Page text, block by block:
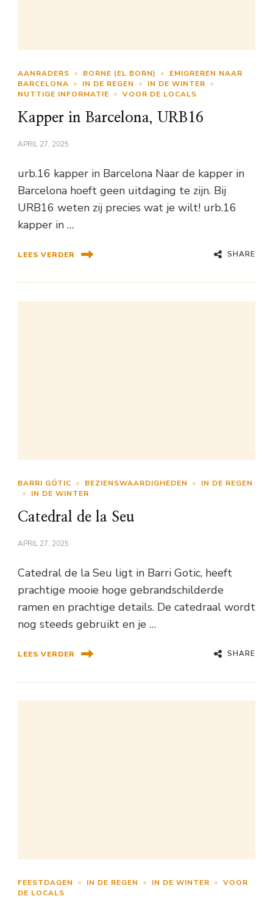
AANRADERS BORNE (EL BORN)
EMIGREREN NAAR
BARCELONA
IN DE REGEN
IN DE WINTER
NUTTIGE INFORMATIE
VOOR DE LOCALS
Kapper in Barcelona, URB16
APRIL 27, 2025
urb.16 kapper in Barcelona Naar de kapper in
Barcelona hoeft geen uitdaging te zijn. Bij
URB16 weten zij precies wat je wilt! urb.16
kapper in …
LEES VERDER SHARE
BARRI GÓTIC BEZIENSWAARDIGHEDEN
IN DE REGEN
IN DE WINTER
Catedral de la Seu
APRIL 27, 2025
Catedral de la Seu ligt in Barri Gotic, heeft
prachtige mooie hoge gebrandschilderde
ramen en prachtige details. De catedraal wordt
nog steeds gebruikt en je …
LEES VERDER SHARE
FEESTDAGEN IN DE REGEN IN DE WINTER
VOOR
DE LOCALS